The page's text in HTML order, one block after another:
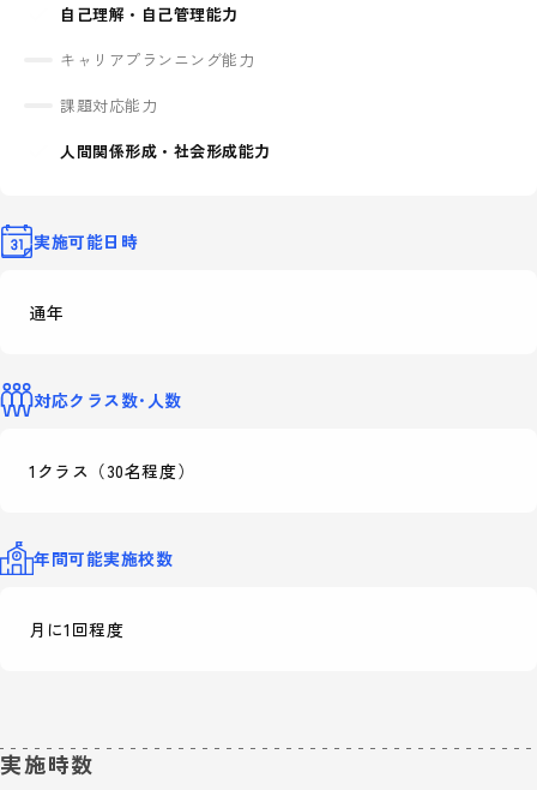
自己理解・自己管理能力
キャリアプランニング能力
課題対応能力
人間関係形成・社会形成能力
実施可能日時
通年
対応クラス数･人数
1クラス（30名程度）
年間可能実施校数
月に1回程度
実施時数